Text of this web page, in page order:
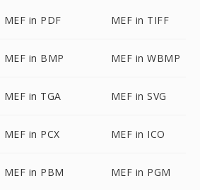
MEF in PDF MEF in TIFF
MEF in BMP MEF in WBMP
MEF in TGA MEF in SVG
MEF in PCX MEF in ICO
MEF in PBM MEF in PGM